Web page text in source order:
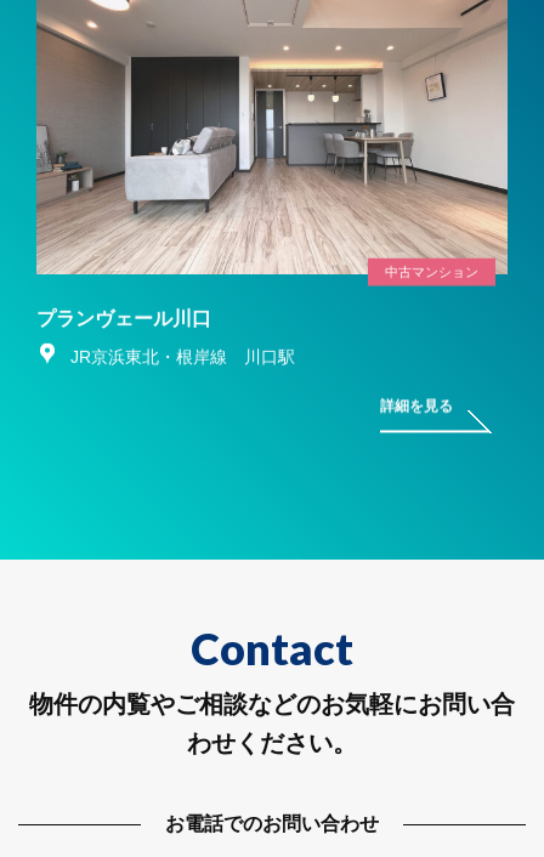
中古マンション
プランヴェール川口
JR京浜東北・根岸線 川口駅
詳細を見る
Contact
物件の内覧やご相談などのお気軽にお問い合
わせください。
お電話でのお問い合わせ